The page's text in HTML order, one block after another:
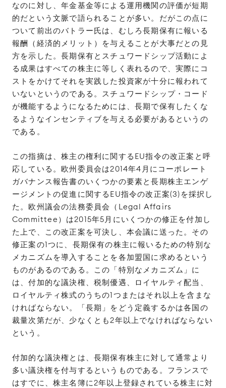
なのに対し、年金基金等による運用機関の評価が短期
的だという文脈で語られることが多い。だがこの点に
ついて前出のバトラー氏は、むしろ長期保有に報いる
報酬（経済的メリット）を与えることが大事だとの見
方を示した。長期保有とスチュワードシップ活動によ
る成果はすべての株主に等しく表れるので、実際にコ
ストをかけてそれを実践した投資家が十分に報われて
いないというのである。スチュワードシップ・コード
が機能するようになるためには、長期で保有したくな
るようなインセンティブを与える必要があるというの
である。
この指摘は、株主の権利に関するEU指令の改正案と呼
応している。欧州委員会は2014年4月にコーポレート
ガバナンス報告書のいくつかの要素と長期株主エンゲ
ージメントの促進に関するEU指令の改正案(3)を採択し
た。欧州議会の法務委員会（Legal Affairs
Committee）は2015年5月にいくつかの修正を付加し
た上で、この改正案を可決し、本会議に送った。その
修正案の1つに、長期保有の株主に報いるための特別な
メカニズムを導入することを各加盟国に求めるという
ものがあるのである。この「特別なメカニズム」に
は、付加的な議決権、税制優遇、ロイヤルティ配当、
ロイヤルティ株式のうちの1つまたはそれ以上を含まな
ければならない。「長期」をどう定義するかは各国の
裁量次第だが、少なくとも2年以上でなければならない
という。
付加的な議決権とは、長期保有株主に対して通常より
多い議決権を付与するというものである。フランスで
はすでに、株主名簿に2年以上登録されている株主に対